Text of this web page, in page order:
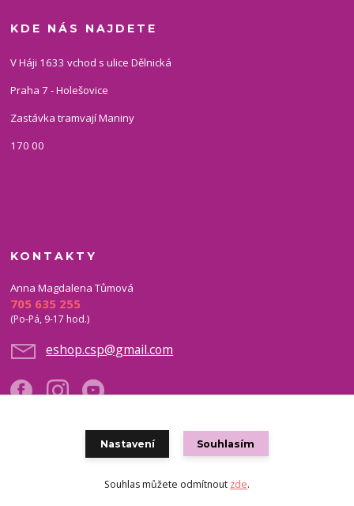
KDE NÁS NAJDETE
V Háji 1633 vchod s ulice Dělnická
Praha 7 - Holešovice
Zastávka tramvají Maniny
170 00
KONTAKTY
Anna Magdalena Tůmová
705 635 255
(Po-Pá, 9-17 hod.)
eshop.csp@gmail.com
Vytvořeno na
Eshop-rychle.cz
Nastavení Souhlasím
Souhlas můžete odmítnout zde.